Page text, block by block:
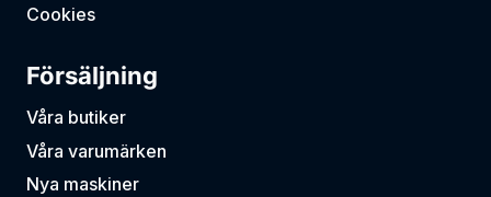
Cookies
Försäljning
Våra butiker
Våra varumärken
Nya maskiner